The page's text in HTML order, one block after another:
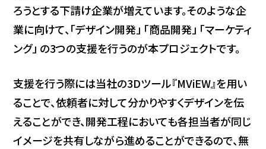
ろうとする下請け企業が増えています。そのような企
業に向けて、「デザイン開発」 「商品開発」 「マーケティ
ング」 の3つの支援を行うのが本プロジェクトです。
支援を行う際には当社の3Dツール『MViEW』を用い
ることで、依頼者に対して分かりやすくデザインを伝
えることができ、開発工程においても各担当者が同じ
イメージを共有しながら進めることができるので、無